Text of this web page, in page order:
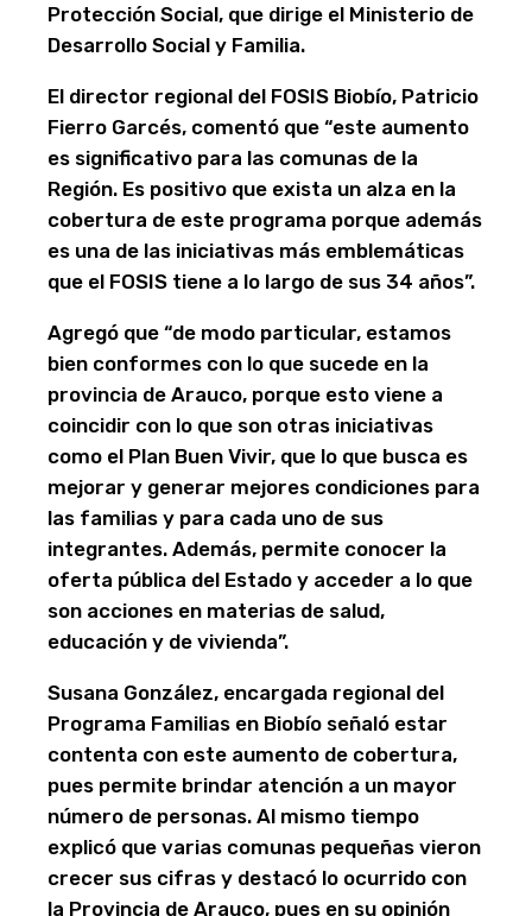
Protección Social, que dirige el Ministerio de
Desarrollo Social y Familia.
El director regional del FOSIS Biobío, Patricio
Fierro Garcés, comentó que “este aumento
es significativo para las comunas de la
Región. Es positivo que exista un alza en la
cobertura de este programa porque además
es una de las iniciativas más emblemáticas
que el FOSIS tiene a lo largo de sus 34 años”.
Agregó que “de modo particular, estamos
bien conformes con lo que sucede en la
provincia de Arauco, porque esto viene a
coincidir con lo que son otras iniciativas
como el Plan Buen Vivir, que lo que busca es
mejorar y generar mejores condiciones para
las familias y para cada uno de sus
integrantes. Además, permite conocer la
oferta pública del Estado y acceder a lo que
son acciones en materias de salud,
educación y de vivienda”.
Susana González, encargada regional del
Programa Familias en Biobío señaló estar
contenta con este aumento de cobertura,
pues permite brindar atención a un mayor
número de personas. Al mismo tiempo
explicó que varias comunas pequeñas vieron
crecer sus cifras y destacó lo ocurrido con
la Provincia de Arauco, pues en su opinión